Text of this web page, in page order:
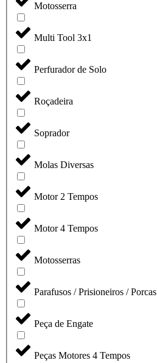
Motosserra
Multi Tool 3x1
Perfurador de Solo
Roçadeira
Soprador
Molas Diversas
Motor 2 Tempos
Motor 4 Tempos
Motosserras
Parafusos / Prisioneiros / Porcas
Peça de Engate
Peças Motores 4 Tempos